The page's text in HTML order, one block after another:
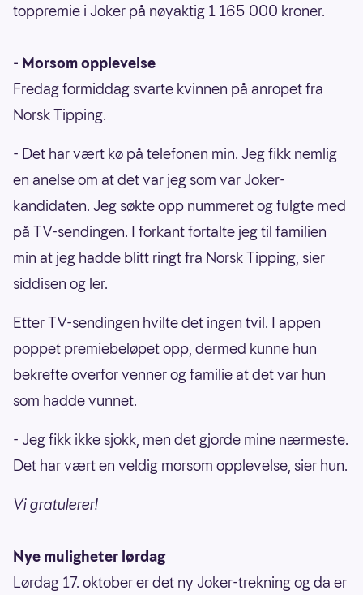
toppremie i Joker på nøyaktig 1 165 000 kroner.
- Morsom opplevelse
Fredag formiddag svarte kvinnen på anropet fra
Norsk Tipping.
- Det har vært kø på telefonen min. Jeg fikk nemlig
en anelse om at det var jeg som var Joker-
kandidaten. Jeg søkte opp nummeret og fulgte med
på TV-sendingen. I forkant fortalte jeg til familien
min at jeg hadde blitt ringt fra Norsk Tipping, sier
siddisen og ler.
Etter TV-sendingen hvilte det ingen tvil. I appen
poppet premiebeløpet opp, dermed kunne hun
bekrefte overfor venner og familie at det var hun
som hadde vunnet.
- Jeg fikk ikke sjokk, men det gjorde mine nærmeste.
Det har vært en veldig morsom opplevelse, sier hun.
Vi gratulerer!
Nye muligheter lørdag
Lørdag 17. oktober er det ny Joker-trekning og da er